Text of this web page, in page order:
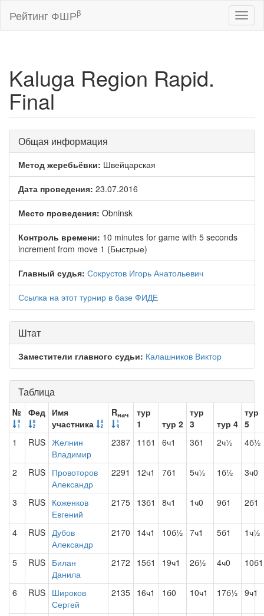
Рейтинг ФШРβ
Kaluga Region Rapid.
Final
Общая информация
Метод жеребьёвки: Швейцарская
Дата проведения: 23.07.2016
Место проведения: Obninsk
Контроль времени: 10 minutes for game with 5 seconds
increment from move 1 (Быстрые)
Главный судья: Сокрустов Игорь Анатольевич
Ссылка на этот турнир в базе ФИДЕ
Штат
Заместители главного судьи: Калашников Виктор
Таблица
№ Фед Имя
участника
Rнач
тур
1
тур 2
тур
3
тур 4
тур
5
1
RUS Желнин
Владимир
2387 11б1 6ч1 3б1 2ч½ 4б½
2 RUS Провоторов
Александр
2291 12ч1 7б1 5ч½ 1б½ 3ч0
3 RUS Коженков
Евгений
2175 13б1 8ч1 1ч0 9б1 2б1
4 RUS Дубов
Александр
2170 14ч1 10б½ 7ч1 5б1 1ч½
5 RUS Билан
Данила
2172 15б1 19ч1 2б½ 4ч0 10б1
6 RUS Широков
Сергей
2135 16ч1 1б0 10ч1 17б½ 9ч1